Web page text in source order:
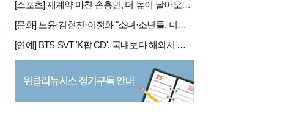
[스포츠] 재계약 마친 손흥민, 더 높이 날아오를까
[문화] 노윤·김현진·이정화 "소녀·소년들, 너희는 혼자가 아니야"
[연예] BTS·SVT 'K팝 CD', 국내보다 해외서 더 팔린다 왜?